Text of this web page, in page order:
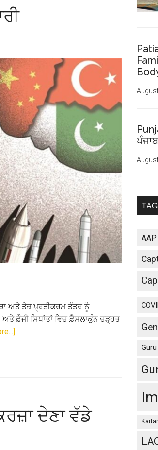
ਅਤੇ ਤੇਜ਼ ਪ੍ਰਤੀਕਰਮ ਤੰਤਰ ਨੂੰ
ਫ਼ੌਜੀ ਸਿਧਾਂਤਾਂ ਵਿਚ ਫ਼ੈਸਲਾਕੁੰਨ ਚੜ੍ਹਤ
ਦੇਣਾ ਵੱਡੇ
AAP